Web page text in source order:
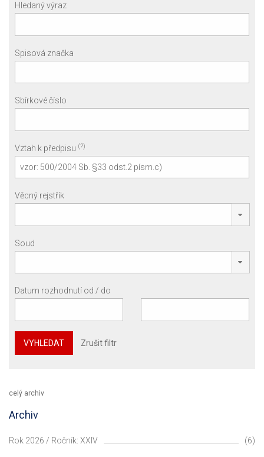
Hledaný výraz
Spisová značka
Sbírkové číslo
Vztah k předpisu (?)
Věcný rejstřík
Soud
Datum rozhodnutí od / do
VYHLEDAT Zrušit filtr
celý archiv
Archiv
Rok 2026 / Ročník: XXIV (6)